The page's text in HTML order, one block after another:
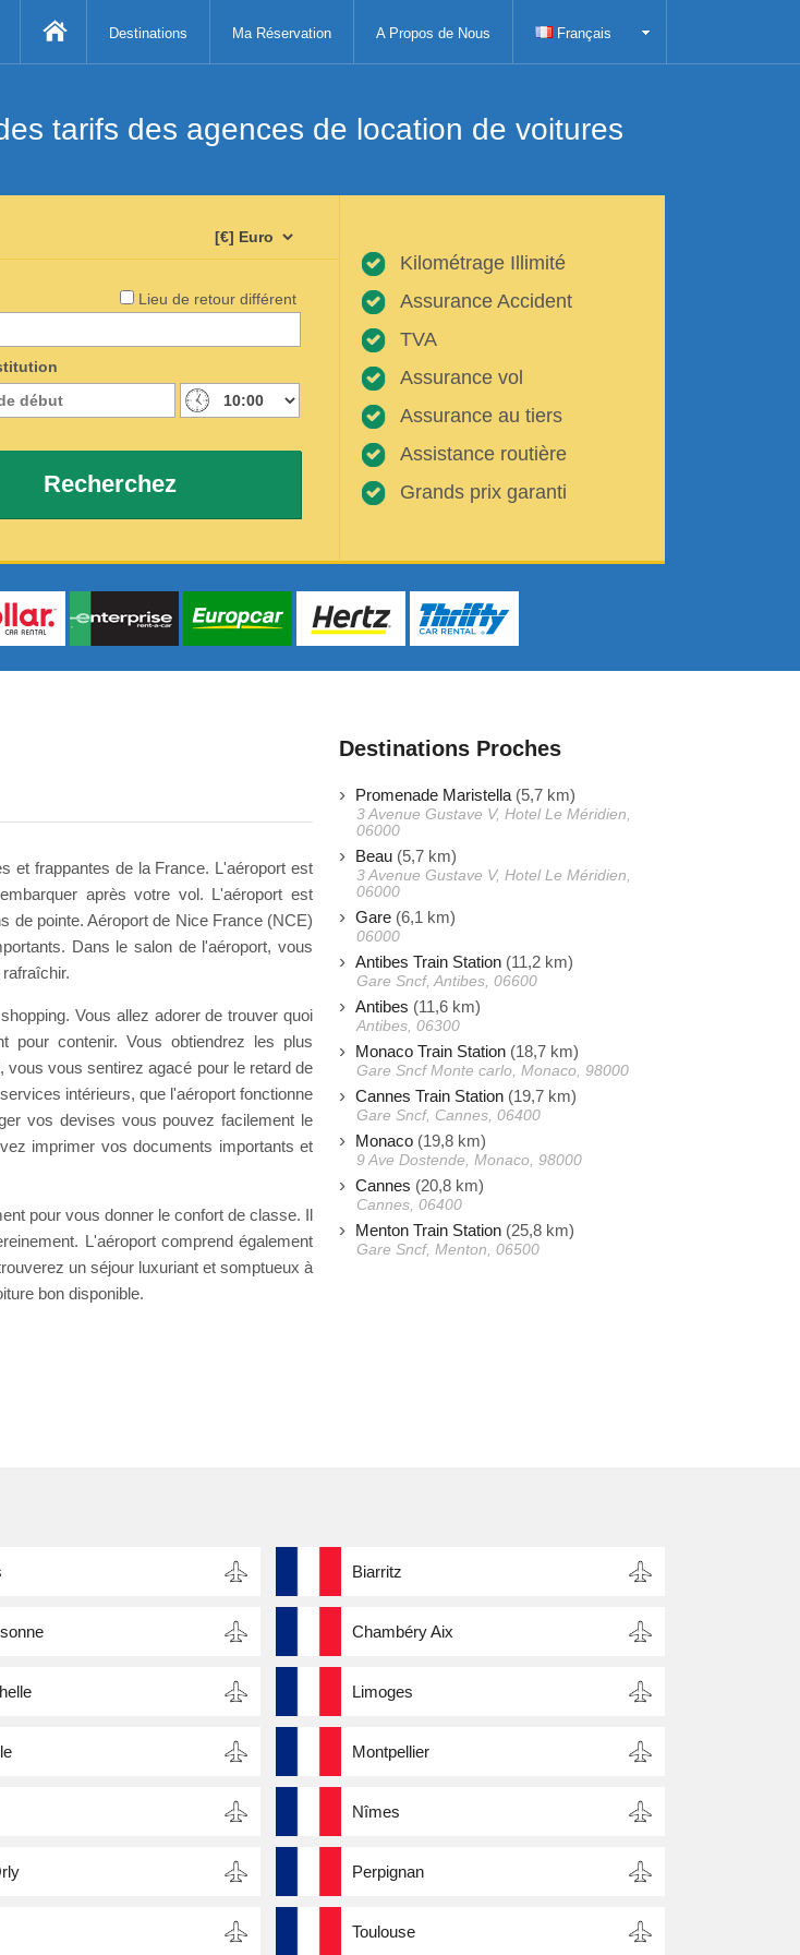
Destinations Ma Réservation A Propos de Nous Français
tarifs des agences de location de voitures
Lieu de retour différent
Recherchez
Kilométrage Illimité
Assurance Accident
TVA
Assurance vol
Assurance au tiers
Assistance routière
Grands prix garanti
et frappantes de la France. L'aéroport est
après votre vol. L'aéroport est
de pointe. Aéroport de Nice France (NCE)
Dans le salon de l'aéroport, vous
Vous allez adorer de trouver quoi
contenir. Vous obtiendrez les plus
vous sentirez agacé pour le retard de
intérieurs, que l'aéroport fonctionne
vos devises vous pouvez facilement le
imprimer vos documents importants et
pour vous donner le confort de classe. Il
L'aéroport comprend également
un séjour luxuriant et somptueux à
bon disponible.
Destinations Proches
Promenade Maristella (5,7 km)
3 Avenue Gustave V, Hotel Le Méridien,
06000
Beau (5,7 km)
3 Avenue Gustave V, Hotel Le Méridien,
06000
Gare (6,1 km)
06000
Antibes Train Station (11,2 km)
Gare Sncf, Antibes, 06600
Antibes (11,6 km)
Antibes, 06300
Monaco Train Station (18,7 km)
Gare Sncf Monte carlo, Monaco, 98000
Cannes Train Station (19,7 km)
Gare Sncf, Cannes, 06400
Monaco (19,8 km)
9 Ave Dostende, Monaco, 98000
Cannes (20,8 km)
Cannes, 06400
Menton Train Station (25,8 km)
Gare Sncf, Menton, 06500
Biarritz
Chambéry Aix
Limoges
Montpellier
Nîmes
Perpignan
Toulouse